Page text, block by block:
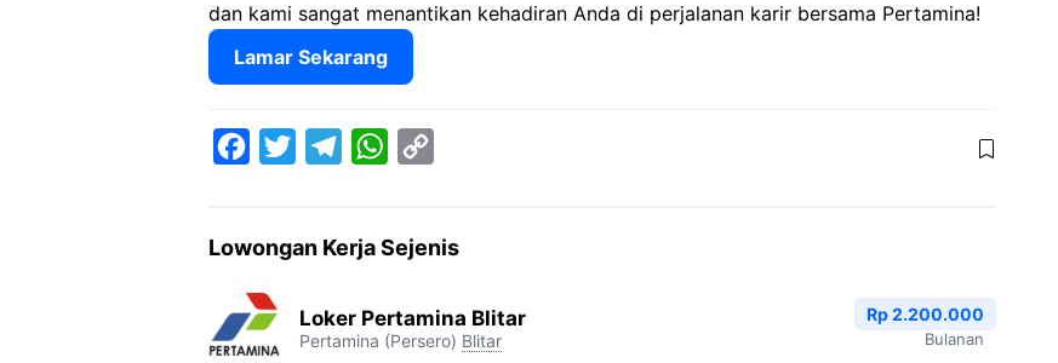
dan kami sangat menantikan kehadiran Anda di perjalanan karir bersama Pertamina!
Lamar Sekarang
e
b
o
t
e
e
r
W
t
A
y
i
Lowongan Kerja Sejenis
Loker Pertamina Blitar
Pertamina (Persero) Blitar
Rp 2.200.000
Bulanan